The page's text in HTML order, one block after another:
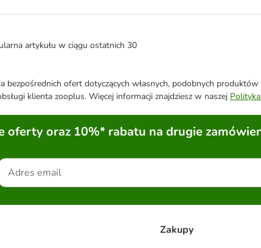
artykułu w ciągu ostatnich 30
ofert dotyczących własnych, podobnych
klienta zooplus. Więcej informacji znajdziesz w naszej
oferty oraz 10%* rabatu na drugie
Zakupy